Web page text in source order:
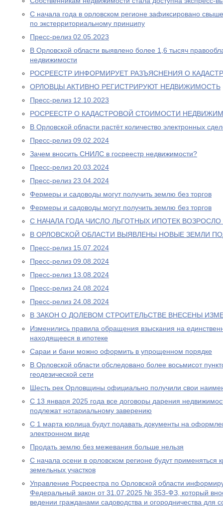
С начала года в орловском регионе зафиксировано
по экстерриториальному принципу
Пресс-релиз 02.05.2023
В Орловской области выявлено более 1,6 тысяч
недвижимости
РОСРЕЕСТР ИНФОРМИРУЕТ РАЗЪЯСНЕНИЯ О
ОРЛОВЦЫ АКТИВНО РЕГИСТРИРУЮТ НЕДВИЖИМОСТЬ
Пресс-релиз 12.10.2023
РОСРЕЕСТР О КАДАСТРОВОЙ СТОИМОСТИ
В Орловской области растёт количество электронных
Пресс-релиз 09.02.2024
Зачем вносить СНИЛС в госреестр недвижимости?
Пресс-релиз 20.03.2024
Пресс-релиз 23.04.2024
Фермеры и садоводы могут получить землю без торгов
Фермеры и садоводы могут получить землю без торгов
С НАЧАЛА ГОДА ЧИСЛО ЛЬГОТНЫХ ИПОТЕК ВОЗРОСЛО
В ОРЛОВСКОЙ ОБЛАСТИ ВЫЯВЛЕНЫ НОВЫЕ ЗЕМЛИ
Пресс-релиз 15.07.2024
Пресс-релиз 09.08.2024
Пресс-релиз 13.08.2024
Пресс-релиз 24.08.2024
Пресс-релиз 24.08.2024
В ЗАКОН О ДОЛЕВОМ СТРОИТЕЛЬСТВЕ ВНЕСЕНЫ
Изменились правила обращения взыскания на
находящееся в ипотеке
Сараи и бани можно оформить в упрощенном порядке
В Орловской области обследовано более восьмисот
геодезической сети
Шесть рек Орловщины официально получили свои
С 13 января 2025 года все договоры дарения
подлежат нотариальному заверению
С 1 марта юрлица будут подавать документы на
электронном виде
Продать землю без межевания больше нельзя
С начала осени в орловском регионе будут применяться
земельных участков
Управление Росреестра по Орловской области
Федеральный закон от 31.07.2025 № 353-ФЗ, который
ведении гражданами садоводства и огородничества для